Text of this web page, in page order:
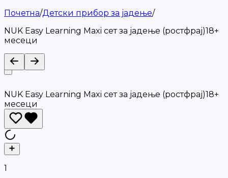
Почетна/Детски прибор за јадење/
NUK Easy Learning Maxi сет за јадење (ростфрај)18+
месеци
NUK Easy Learning Maxi сет за јадење (ростфрај)18+
месеци
1